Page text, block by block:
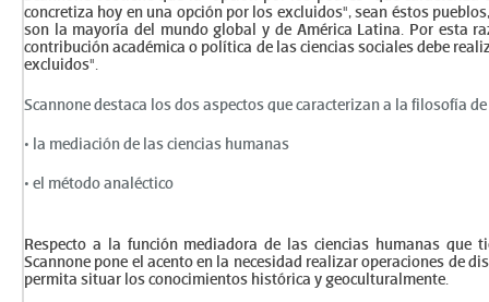
concretiza hoy en una opción por los excluidos", sean éstos
son la mayoría del mundo global y de América Latina. Por esta
contribución académica o política de las ciencias sociales debe
excluidos".
Scannone destaca los dos aspectos que caracterizan a la filosofía
• la mediación de las ciencias humanas
• el método analéctico
Respecto a la función mediadora de las ciencias humanas que
Scannone pone el acento en la necesidad realizar operaciones de
permita situar los conocimientos histórica y geoculturalmente.